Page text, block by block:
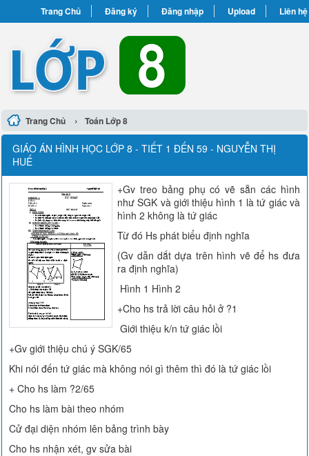
Trang Chủ Đăng ký Đăng nhập Upload Liên hệ
Trang Chủ › Toán Lớp 8
GIÁO ÁN HÌNH HỌC LỚP 8 - TIẾT 1 ĐẾN 59 - NGUYỄN THỊ
HUẾ
+Gv treo bảng phụ có vẽ sẵn các hình
như SGK và giới thiệu hình 1 là tứ giác và
hình 2 không là tứ giác
Từ đó Hs phát biểu định nghĩa
(Gv dẫn dắt dựa trên hình vẽ để hs đưa
ra định nghĩa)
Hình 1 Hình 2
+Cho hs trả lời câu hỏi ở ?1
Giới thiệu k/n tứ giác lồi
+Gv giới thiệu chú ý SGK/65
Khi nói đến tứ giác mà không nói gì thêm thì đó là tứ giác lồi
+ Cho hs làm ?2/65
Cho hs làm bài theo nhóm
Cử đại diện nhóm lên bảng trình bày
Cho hs nhận xét, gv sửa bài